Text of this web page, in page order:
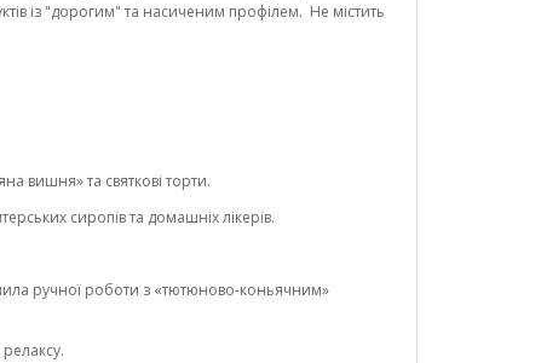
із "дорогим" та насиченим профілем. Не містить
вишня» та святкові торти.
сиропів та домашніх лікерів.
ручної роботи з «тютюново-коньячним»